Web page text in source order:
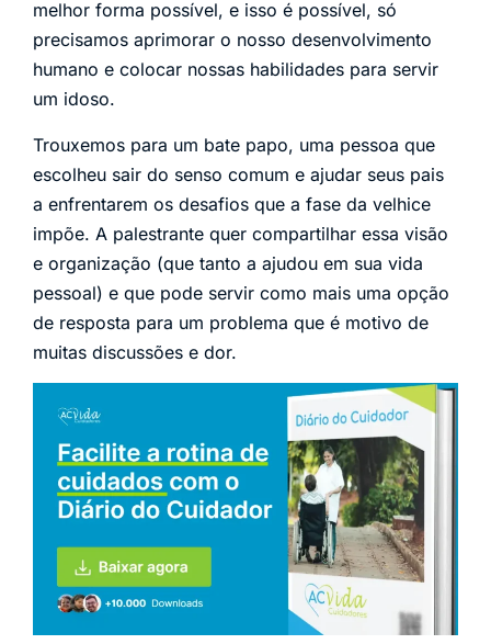
melhor forma possível, e isso é possível, só
precisamos aprimorar o nosso desenvolvimento
humano e colocar nossas habilidades para servir
um idoso.
Trouxemos para um bate papo, uma pessoa que
escolheu sair do senso comum e ajudar seus pais
a enfrentarem os desafios que a fase da velhice
impõe. A palestrante quer compartilhar essa visão
e organização (que tanto a ajudou em sua vida
pessoal) e que pode servir como mais uma opção
de resposta para um problema que é motivo de
muitas discussões e dor.